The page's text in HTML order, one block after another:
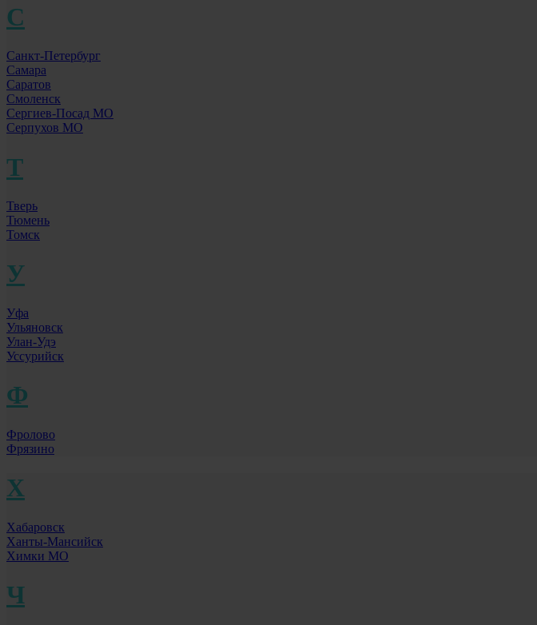
С
Санкт-Петербург
Самара
Саратов
Смоленск
Сергиев-Посад МО
Серпухов МО
Т
Тверь
Тюмень
Томск
У
Уфа
Ульяновск
Улан-Удэ
Уссурийск
Ф
Фролово
Фрязино
Х
Хабаровск
Ханты-Мансийск
Химки МО
Ч